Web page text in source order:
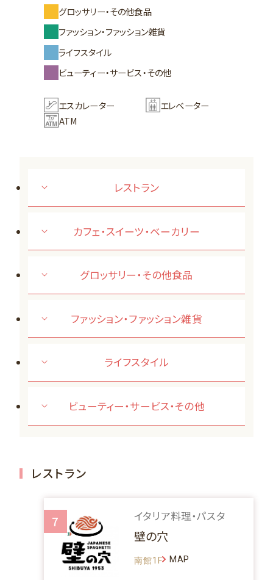
グロッサリー・その他食品
ファッション・ファッション雑貨
ライフスタイル
ビューティー・サービス・その他
エスカレーター
エレベーター
ATM
レストラン
カフェ・スイーツ・ベーカリー
グロッサリー・その他食品
ファッション・ファッション雑貨
ライフスタイル
ビューティー・サービス・その他
レストラン
7 イタリア料理・パスタ
壁の穴
南館1F MAP